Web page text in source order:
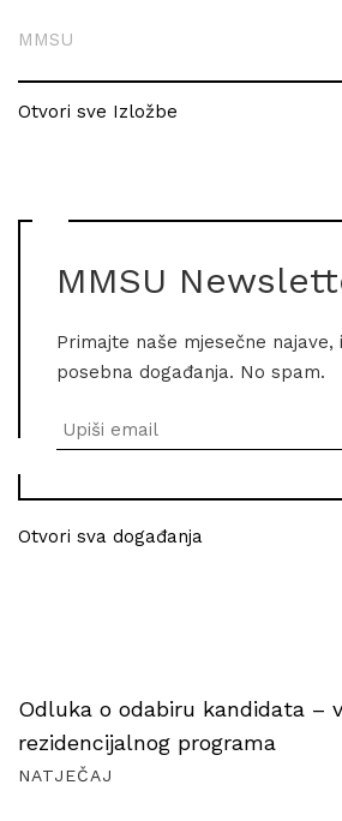
MMSU
Otvori sve Izložbe
MMSU
Primajte naše mjesečne najave,
posebna događanja. No spam.
Otvori sva događanja
Odluka o odabiru kandidata –
rezidencijalnog programa
NATJEČAJ